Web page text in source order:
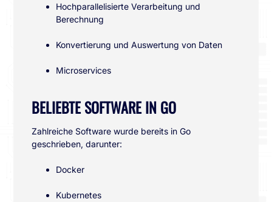
Hochparallelisierte Verarbeitung und
Berechnung
Konvertierung und Auswertung von Daten
Microservices
BELIEBTE SOFTWARE IN GO
Zahlreiche Software wurde bereits in Go
geschrieben, darunter:
Docker
Kubernetes